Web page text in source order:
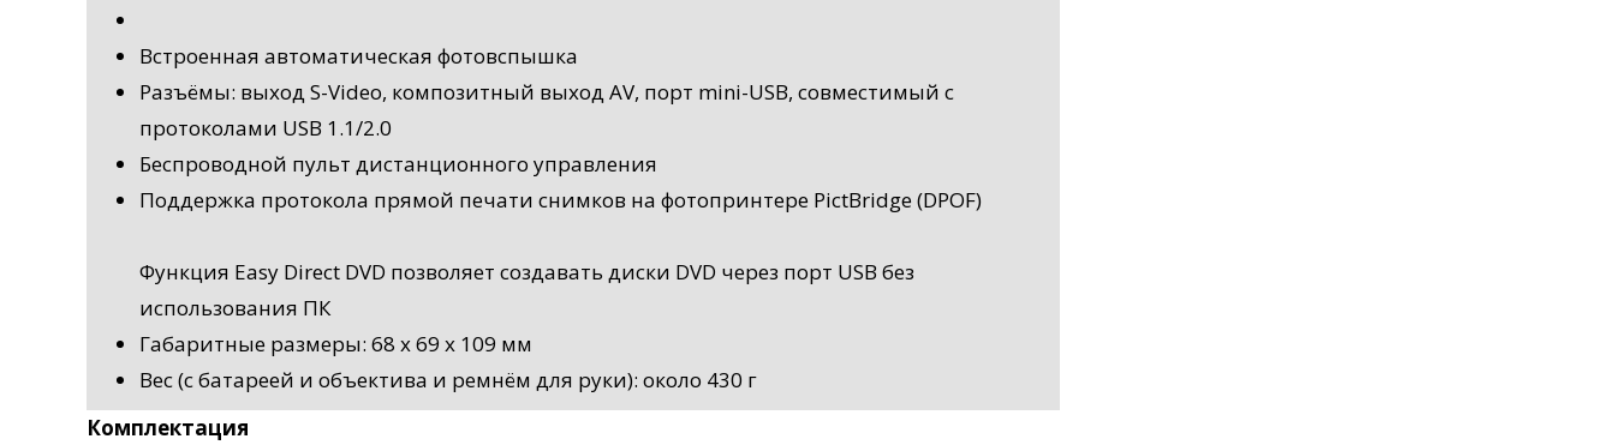
Встроенная автоматическая фотовспышка
Разъёмы: выход S-Video, композитный выход AV, порт mini-USB, совместимый с
протоколами USB 1.1/2.0
Беспроводной пульт дистанционного управления
Поддержка протокола прямой печати снимков на фотопринтере PictBridge (DPOF)
Функция Easy Direct DVD позволяет создавать диски DVD через порт USB без
использования ПК
Габаритные размеры: 68 x 69 x 109 мм
Вес (c батареей и объектива и ремнём для руки): около 430 г
Комплектация